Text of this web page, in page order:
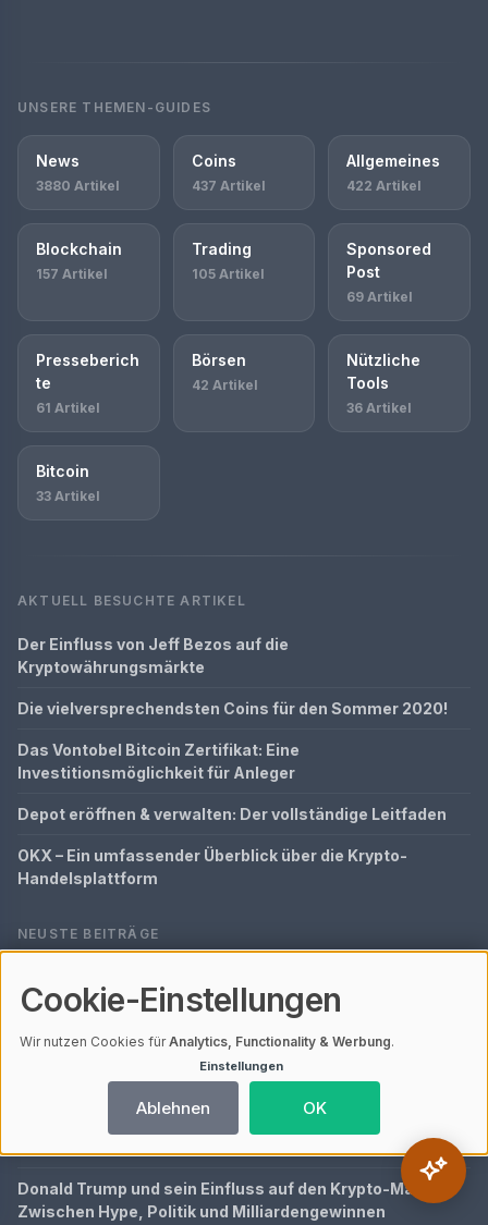
UNSERE THEMEN-GUIDES
News
3880 Artikel
Coins
437 Artikel
Allgemeines
422 Artikel
Blockchain
157 Artikel
Trading
105 Artikel
Sponsored
Post
69 Artikel
Presseberich
te
61 Artikel
Börsen
42 Artikel
Nützliche
Tools
36 Artikel
Bitcoin
33 Artikel
AKTUELL BESUCHTE ARTIKEL
Der Einfluss von Jeff Bezos auf die
Kryptowährungsmärkte
Die vielversprechendsten Coins für den Sommer 2020!
Das Vontobel Bitcoin Zertifikat: Eine
Investitionsmöglichkeit für Anleger
Depot eröffnen & verwalten: Der vollständige Leitfaden
OKX – Ein umfassender Überblick über die Krypto-
Handelsplattform
NEUSTE BEITRÄGE
Auswahlkriterien und Grenzen
Selbstständig machen mit Kapitaleinkünften:
Businessplan, Finanzplan und Förderung
Finanzen im Griff: Der Experten-Guide 2025
Szene verstehen: Der vollständige Experten-Guide
Donald Trump und sein Einfluss auf den Krypto-Markt:
Zwischen Hype, Politik und Milliardengewinnen
Cookie-Einstellungen
Wir nutzen Cookies fürAnalytics, Functionality & Werbung.
Einstellungen
Ablehnen OK